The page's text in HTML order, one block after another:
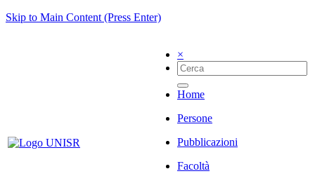
Skip to Main Content (Press Enter)
×
Home
Persone
Pubblicazioni
Facoltà